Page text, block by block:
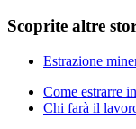
Scoprite altre
Estrazione
Come estrarre
Chi farà il